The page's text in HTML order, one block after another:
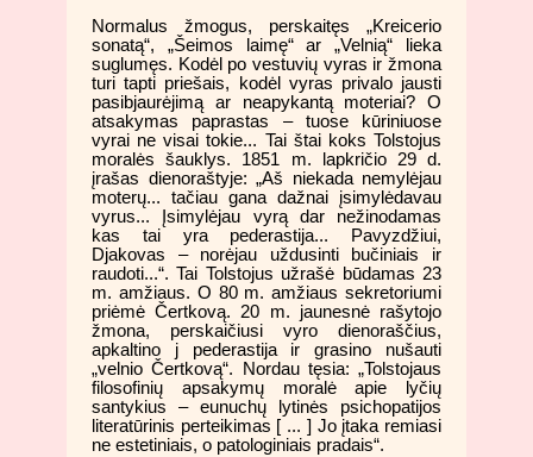
Normalus žmogus, perskaitęs „Kreicerio
sonatą“, „Šeimos laimę“ ar „Velnią“ lieka
suglumęs. Kodėl po vestuvių vyras ir žmona
turi tapti priešais, kodėl vyras privalo jausti
pasibjaurėjimą ar neapykantą moteriai? O
atsakymas paprastas – tuose kūriniuose
vyrai ne visai tokie... Tai štai koks Tolstojus
moralės šauklys. 1851 m. lapkričio 29 d.
įrašas dienoraštyje: „Aš niekada nemylėjau
moterų... tačiau gana dažnai įsimylėdavau
vyrus... Įsimylėjau vyrą dar nežinodamas
kas tai yra pederastija... Pavyzdžiui,
Djakovas – norėjau uždusinti bučiniais ir
raudoti...“. Tai Tolstojus užrašė būdamas 23
m. amžiaus. O 80 m. amžiaus sekretoriumi
priėmė Čertkovą. 20 m. jaunesnė rašytojo
žmona, perskaičiusi vyro dienoraščius,
apkaltino j pederastija ir grasino nušauti
„velnio Čertkovą“. Nordau tęsia: „Tolstojaus
filosofinių apsakymų moralė apie lyčių
santykius – eunuchų lytinės psichopatijos
literatūrinis perteikimas [ ... ] Jo įtaka remiasi
ne estetiniais, o patologiniais pradais“.